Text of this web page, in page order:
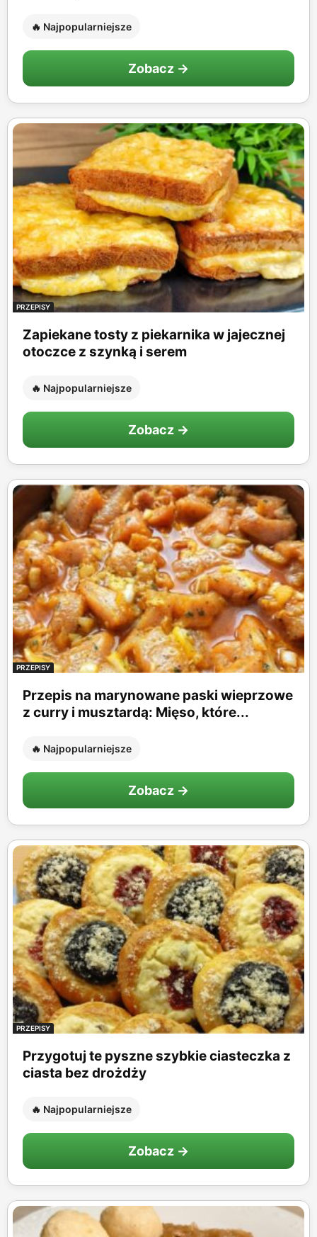
🔥 Najpopularniejsze
Zobacz →
PRZEPISY
Zapiekane tosty z piekarnika w jajecznej
otoczce z szynką i serem
🔥 Najpopularniejsze
Zobacz →
PRZEPISY
Przepis na marynowane paski wieprzowe
z curry i musztardą: Mięso, które...
🔥 Najpopularniejsze
Zobacz →
PRZEPISY
Przygotuj te pyszne szybkie ciasteczka z
ciasta bez drożdży
🔥 Najpopularniejsze
Zobacz →